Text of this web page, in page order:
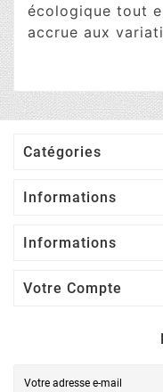
écologique tout
accrue aux
Catégories
Informations
Informations
Votre Compte